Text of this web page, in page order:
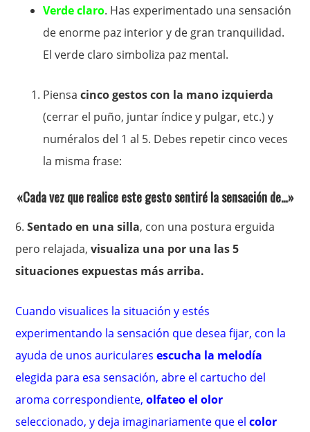
Verde claro. Has experimentado una sensación
de enorme paz interior y de gran tranquilidad.
El verde claro simboliza paz mental.
Piensa cinco gestos con la mano izquierda
(cerrar el puño, juntar índice y pulgar, etc.) y
numéralos del 1 al 5. Debes repetir cinco veces
la misma frase:
«Cada vez que realice este gesto sentiré la sensación de…»
6. Sentado en una silla, con una postura erguida
pero relajada,visualiza una por una las 5
situaciones expuestas más arriba.
Cuando visualices la situación y estés
experimentando la sensación que desea fijar, con la
ayuda de unos auricularesescucha la melodía
elegida para esa sensación, abre el cartucho del
aroma correspondiente,olfateo el olor
seleccionado, y deja imaginariamente que elcolor